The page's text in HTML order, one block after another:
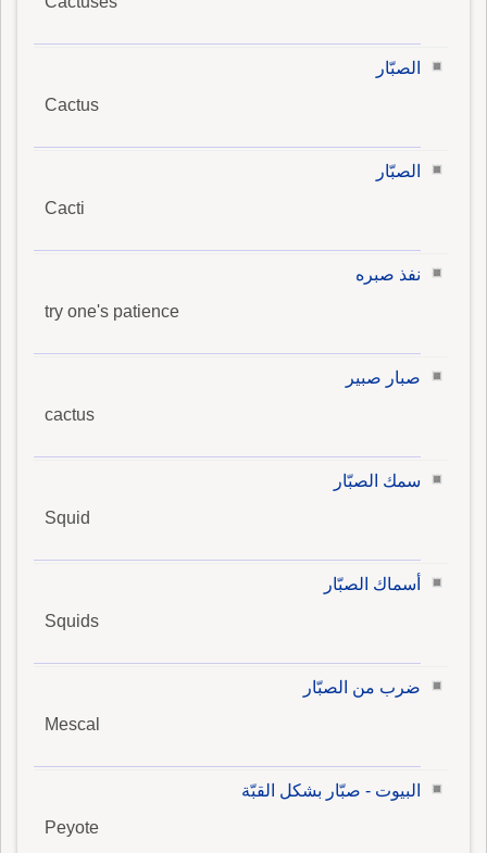
الصبّار
Cactus
الصبّار
Cacti
نفذ صبره
try one's patience
صبار صبير
cactus
سمك الصبّار
Squid
أسماك الصبّار
Squids
ضرب من الصبّار
Mescal
البيوت - صبّار بشكل القبّة
Peyote